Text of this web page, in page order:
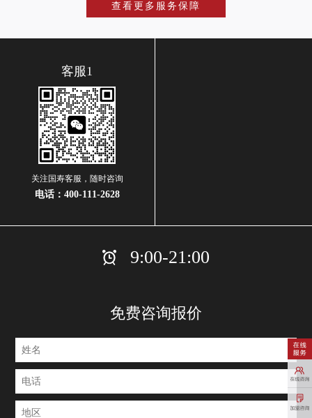
查看更多服务保障
客服1
关注国寿客服，随时咨询
电话： 400-111-2628
9:00-21:00
免费咨询报价